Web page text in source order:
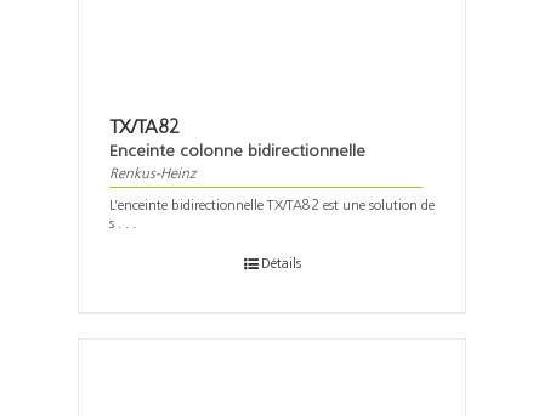
TX/TA82
Enceinte colonne bidirectionnelle
Renkus-Heinz
L’enceinte bidirectionnelle TX/TA82 est une solution de
s . . .
Détails